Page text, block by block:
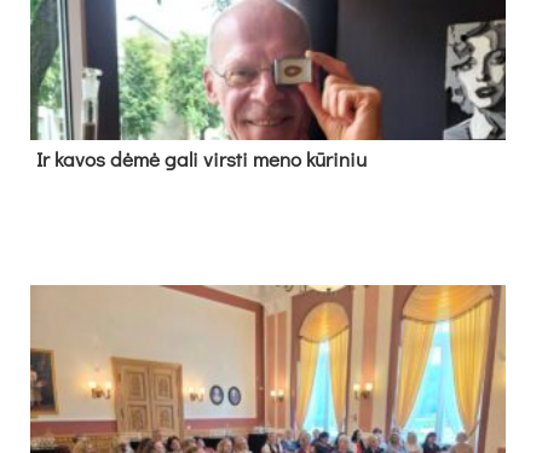
Ir ka­vos dė­mė ga­li virs­ti me­no kū­ri­niu